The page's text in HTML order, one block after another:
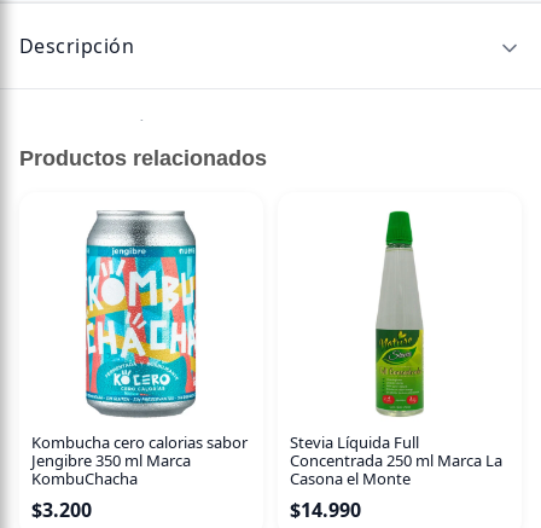
Descripción
Sin descripción disponible.
Productos relacionados
Kombucha cero calorias sabor
Jengibre 350 ml Marca
KombuChacha
$3.200
Stevia Líquida Full
Concentrada 250 ml Marca La
Casona el Monte
$14.990